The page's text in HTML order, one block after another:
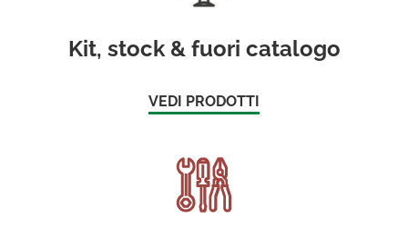
Kit, stock & fuori catalogo
VEDI PRODOTTI